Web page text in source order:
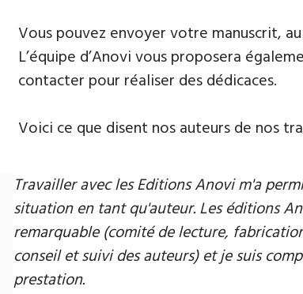
Vous pouvez envoyer votre manuscrit,
L’équipe d’Anovi vous proposera
contacter pour réaliser des dédicaces.
Voici ce que disent nos auteurs de nos
Travailler avec les Editions Anovi m'a
situation en tant qu'auteur. Les éditions
remarquable (comité de lecture,
conseil et suivi des auteurs) et je suis
prestation.